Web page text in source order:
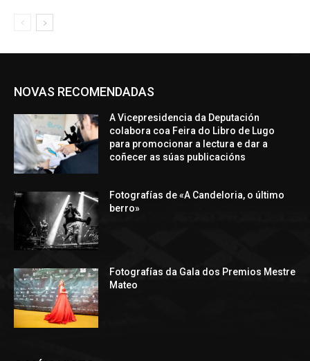
NOVAS RECOMENDADAS
A Vicepresidencia da Deputación
colabora coa Feira do Libro de Lugo
para promocionar a lectura e dar a
coñecer as súas publicacións
Fotografías de «A Candeloria, o último
berro»
Fotografías da Gala dos Premios Mestre
Mateo